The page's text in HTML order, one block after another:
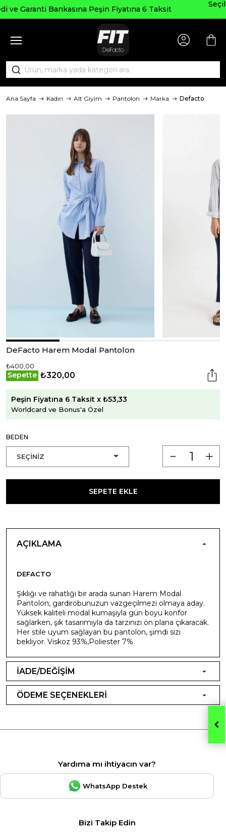
Fiyatına 6 Taksit
Seçili Ürünlerde ₺2000 Üzeri
AGUSTOS200
Ana Sayfa Kadın Alt Giyim Pantolon Marka Defacto
DeFacto Harem Modal Pantolon
₺400,00
Sepette ₺320,00
Peşin Fiyatına 6 Taksit x ₺53,33
Worldcard ve Bonus'a Özel
BEDEN
SEPETE EKLE
AÇIKLAMA
DEFACTO
Şıklığı ve rahatlığı bir arada sunan Harem Modal
Pantolon, gardırobunuzun vazgeçilmezi olmaya aday.
Yüksek kaliteli modal kumaşıyla gün boyu konfor
sağlarken, şık tasarımıyla da tarzınızı ön plana çıkaracak.
Her stile uyum sağlayan bu pantolon, şimdi sizi
bekliyor. Viskoz 93%,Poliester 7%
İADE/DEĞİŞİM
ÖDEME SEÇENEKLERİ
Yardıma mı ihtiyacın var?
WhatsApp Destek
Bizi Takip Edin